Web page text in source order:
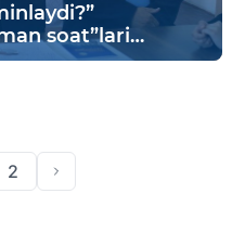
soat”lari
2